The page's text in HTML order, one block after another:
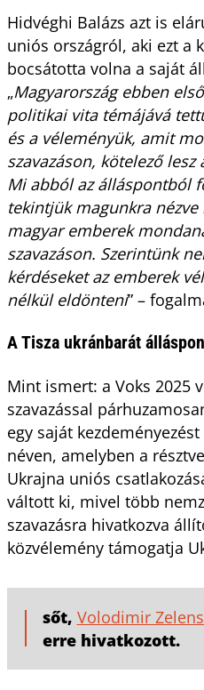
Hidvéghi Balázs azt is
uniós országról, aki ezt a
bocsátotta volna a saját
„Magyarország ebben
politikai vita témájává
és a véleményük, amit
szavazáson, kötelező
Mi abból az álláspontból
tekintjük magunkra
magyar emberek
szavazáson. Szerintünk
kérdéseket az emberek
nélkül eldönteni” –
A Tisza ukránbarát
Mint ismert: a Voks 2025
szavazással
egy saját kezdeményezést
néven, amelyben a
Ukrajna uniós
váltott ki, mivel több
szavazásra hivatkozva
közvélemény támogatja
sőt, Volodimir
erre hivatkozott.